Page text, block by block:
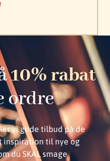
10% rabat
ordre
vi gode tilbud på de
inspiration til nye og
du SKAL smage